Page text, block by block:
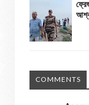
COMMENTS